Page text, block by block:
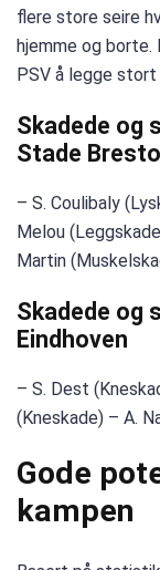
flere store seire
hjemme og
PSV å legge
Skadede og
Stade
– S. Coulibaly
Melou
Martin
Skadede og
Eindhoven
– S. Dest
(Kneskade) – A.
Gode
kampen